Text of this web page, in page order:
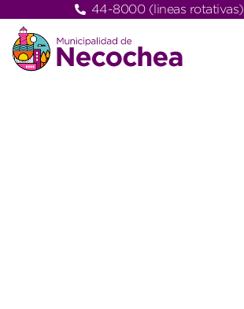
44-8000 (lineas rotativas)